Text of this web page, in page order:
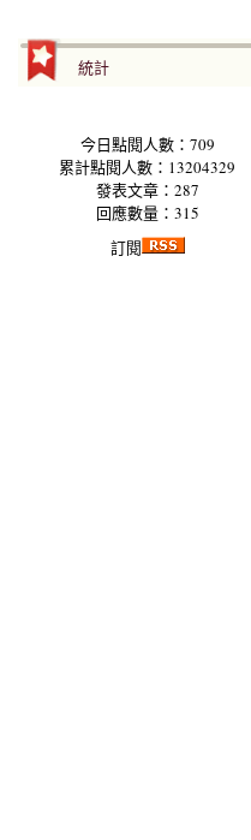
統計
今日點閱人數：709
累計點閱人數：13204329
發表文章：287
回應數量：315
訂閱